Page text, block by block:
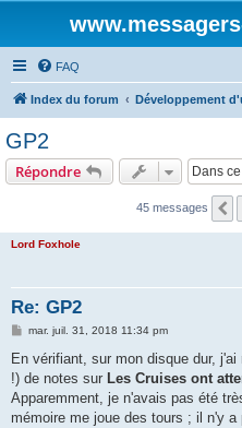
FAQ
Index du forum Développement
GP2
Répondre
45 messages
Lord Foxhole
Re: GP2
M
s
a
g
e
mar. juil. 31, 2018 11:34 pm
En vérifiant, sur mon disque dur,
!) de notes sur Les Cruises ont
Apparemment, je n'avais pas été
mémoire me joue des tours ; il n'y